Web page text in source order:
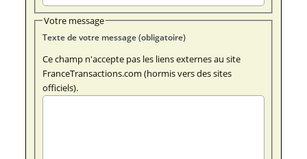
Votre message
Texte de votre message (obligatoire)
Ce champ n'accepte pas les liens externes au site
FranceTransactions.com (hormis vers des sites
officiels).